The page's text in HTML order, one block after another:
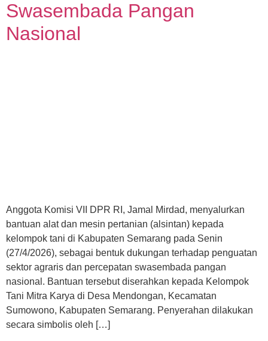
Swasembada Pangan
Nasional
Anggota Komisi VII DPR RI, Jamal Mirdad, menyalurkan
bantuan alat dan mesin pertanian (alsintan) kepada
kelompok tani di Kabupaten Semarang pada Senin
(27/4/2026), sebagai bentuk dukungan terhadap penguatan
sektor agraris dan percepatan swasembada pangan
nasional. Bantuan tersebut diserahkan kepada Kelompok
Tani Mitra Karya di Desa Mendongan, Kecamatan
Sumowono, Kabupaten Semarang. Penyerahan dilakukan
secara simbolis oleh […]